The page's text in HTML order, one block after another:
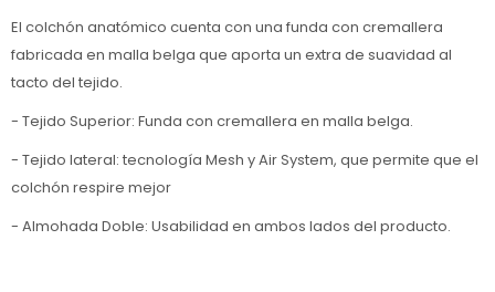
El colchón anatómico cuenta con una funda con cremallera
fabricada en malla belga que aporta un extra de suavidad al
tacto del tejido.
- Tejido Superior: Funda con cremallera en malla belga.
- Tejido lateral: tecnología Mesh y Air System, que permite que el
colchón respire mejor
- Almohada Doble: Usabilidad en ambos lados del producto.